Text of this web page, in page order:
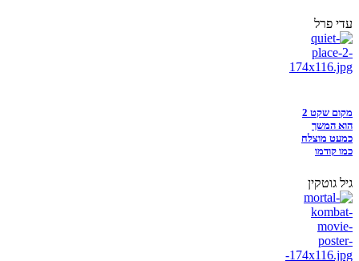
עדי פרל
מקום שקט 2
הוא המשך
כמעט מוצלח
כמו קודמו
גיל גוטקין